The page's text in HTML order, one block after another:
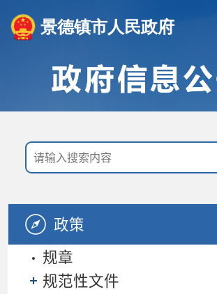
景德镇市人民政府
政策
规章
规范性文件